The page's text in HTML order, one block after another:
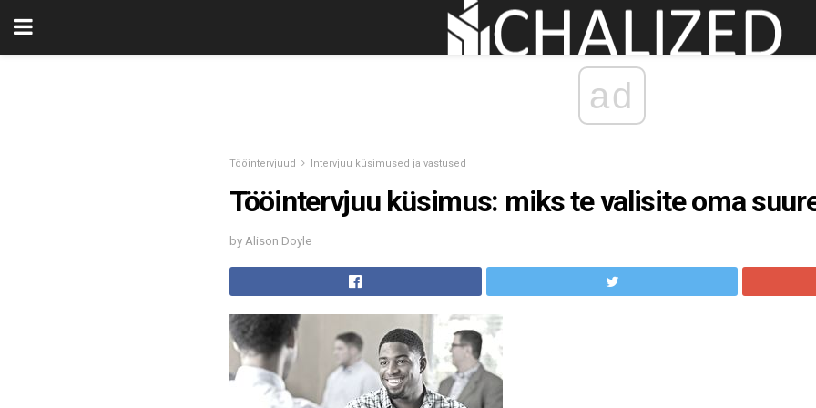
ad
Tööintervjuud Intervjuu küsimused ja vastused
Tööintervjuu küsimus: miks te valisite oma
by Alison Doyle